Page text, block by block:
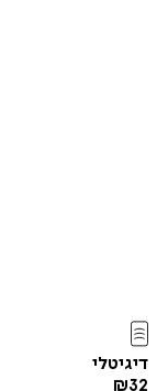
דיגיטלי
₪32